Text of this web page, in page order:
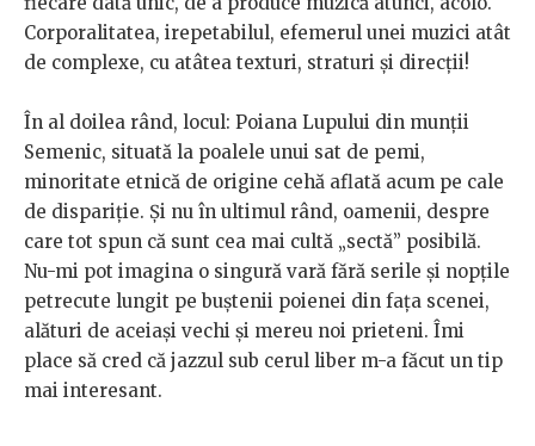
Corporalitatea, irepetabilul, efemerul unei muzici atât
de complexe, cu atâtea texturi, straturi şi direcţii!
În al doilea rând, locul: Poiana Lupului din munţii
Semenic, situată la poalele unui sat de pemi,
minoritate etnică de origine cehă aflată acum pe cale
de dispariţie. Şi nu în ultimul rând, oamenii, despre
care tot spun că sunt cea mai cultă „sectă” posibilă.
Nu-mi pot imagina o singură vară fără serile şi nopţile
petrecute lungit pe buştenii poienei din faţa scenei,
alături de aceiaşi vechi şi mereu noi prieteni. Îmi
place să cred că jazzul sub cerul liber m-a făcut un tip
mai interesant.